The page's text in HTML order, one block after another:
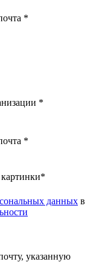
*
*
*
*
данных в
указанную